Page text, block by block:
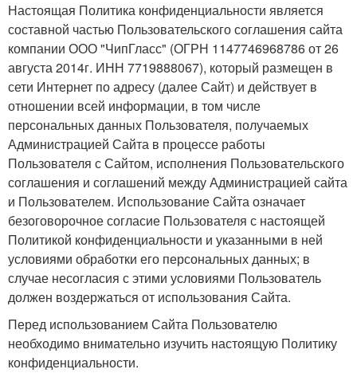
Настоящая Политика конфиденциальности является
составной частью Пользовательского соглашения сайта
компании ООО "ЧипГласс" (ОГРН 1147746968786 от 26
августа 2014г. ИНН 7719888067), который размещен в
сети Интернет по адресу (далее Сайт) и действует в
отношении всей информации, в том числе
персональных данных Пользователя, получаемых
Администрацией Сайта в процессе работы
Пользователя с Сайтом, исполнения Пользовательского
соглашения и соглашений между Администрацией сайта
и Пользователем. Использование Сайта означает
безоговорочное согласие Пользователя с настоящей
Политикой конфиденциальности и указанными в ней
условиями обработки его персональных данных; в
случае несогласия с этими условиями Пользователь
должен воздержаться от использования Сайта.
Перед использованием Сайта Пользователю
необходимо внимательно изучить настоящую Политику
конфиденциальности.